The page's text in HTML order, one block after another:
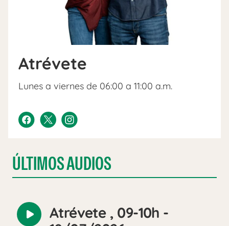
Atrévete
Lunes a viernes de 06:00 a 11:00 a.m.
ÚLTIMOS AUDIOS
Reproducir
Atrévete , 09-10h -